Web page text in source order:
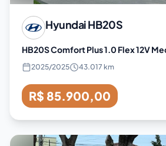
HyundaiHB20S
HB20S Comfort Plus 1.0 Flex 12V
2025/2025 43.017 km
R$ 85.900,00